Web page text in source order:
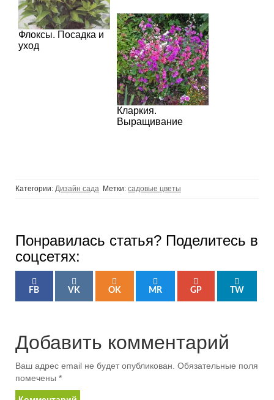
Флоксы. Посадка и
уход
Кларкия.
Выращивание
Категории: Дизайн сада Метки: садовые цветы
Понравилась статья? Поделитесь в
соцсетях:
FB VK OK MR GP TW
Добавить комментарий
Ваш адрес email не будет опубликован. Обязательные поля
помечены *